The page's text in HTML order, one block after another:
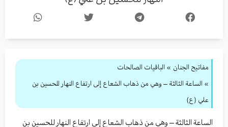
مفاتيح الجنان » الباقيات الصالحات
» الساعة الثالثة – وهي من ذهاب الشعاع إلى ارتفاع النهار للحسين بن
علي (ع)
الساعة الثالثة – وهي من ذهاب الشعاع إلى ارتفاع النهار للحسين بن